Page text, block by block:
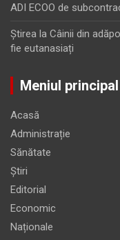
ADI ECOO de
Ştirea la Câinii din
fie eutanasiați
Meniul principal
Acasă
Administrație
Sănătate
Știri
Editorial
Economic
Naționale